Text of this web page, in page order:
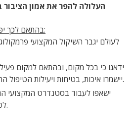
העלולה להפר את אמון
בהתאם לכך יפעלו הרוקחים באופן הבא:
לעולם יגבר השיקול המקצועי
ידאגו כי בכל מקום, ובהתאם למקום
יישמרו איכות, בטיחות ויעילות הטיפול התרופתי שבאחריותם.
ישאפו לעבוד בסטנדרט המקצועי
לפעילותם המקצועית.